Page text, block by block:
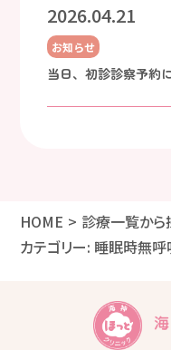
2026.04.21
お知らせ
当日、初診診察予約
HOME
診療一覧から
カテゴリー: 睡眠時無呼